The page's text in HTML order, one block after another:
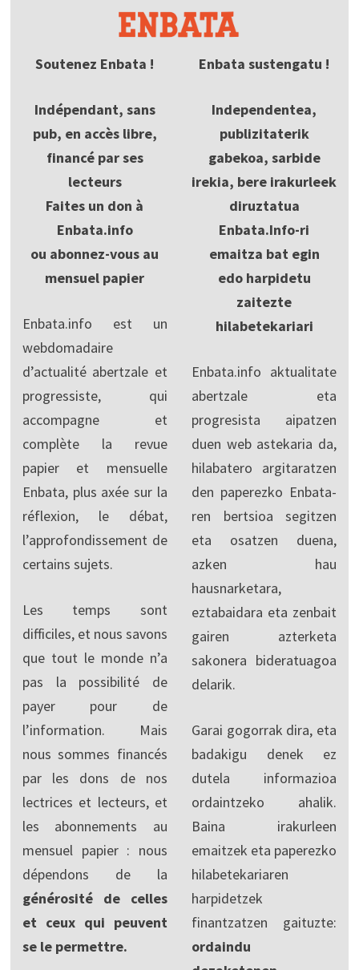
Soutenez Enbata !
Indépendant, sans
pub, en accès libre,
financé par ses
lecteurs
Faites un don à
Enbata.info
ou abonnez-vous au
mensuel papier
Enbata.info est un
webdomadaire
d’actualité abertzale et
progressiste, qui
accompagne et
complète la revue
papier et mensuelle
Enbata, plus axée sur la
réflexion, le débat,
l’approfondissement de
certains sujets.
Les temps sont
difficiles, et nous savons
que tout le monde n’a
pas la possibilité de
payer pour de
l’information. Mais
nous sommes financés
par les dons de nos
lectrices et lecteurs, et
les abonnements au
mensuel papier : nous
dépendons de la
générosité de celles
et ceux qui peuvent
se le permettre.
Enbata sustengatu !
Independentea,
publizitaterik
gabekoa, sarbide
irekia, bere irakurleek
diruztatua
Enbata.Info-ri
emaitza bat egin
edo harpidetu
zaitezte
hilabetekariari
Enbata.info aktualitate
abertzale eta
progresista aipatzen
duen web astekaria da,
hilabatero argitaratzen
den paperezko Enbata-
ren bertsioa segitzen
eta osatzen duena,
azken hau
hausnarketara,
eztabaidara eta zenbait
gairen azterketa
sakonera bideratuagoa
delarik.
Garai gogorrak dira, eta
badakigu denek ez
dutela informazioa
ordaintzeko ahalik.
Baina irakurleen
emaitzek eta paperezko
hilabetekariaren
harpidetzek
finantzatzen gaituzte:
ordaindu